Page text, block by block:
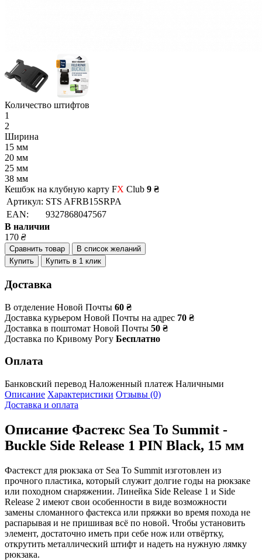
Количество штифтов
1
2
Ширина
15 мм
20 мм
25 мм
38 мм
Кешбэк на клубную карту FX Club 9 ₴
Артикул: STS AFRB15SRPA
EAN:
9327868047567
В наличии
170 ₴
Сравнить товар
В список желаний
Купить
Купить в 1 клик
Доставка
В отделение Новой Почты 60 ₴
Доставка курьером Новой Почты на адрес 70 ₴
Доставка в поштомат Новой Почты 50 ₴
Доставка по Кривому Рогу Бесплатно
Оплата
Банковский перевод Наложенный платеж Наличными
Описание Характеристики Отзывы (0)
Доставка и оплата
Описание Фастекс Sea To Summit -
Buckle Side Release 1 PIN Black, 15 мм
Фастекст для рюкзака от Sea To Summit изготовлен из
прочного пластика, который служит долгие годы на рюкзаке
или походном снаряжении. Линейка Side Release 1 и Side
Release 2 имеют свои особенности в виде возможности
замены сломанного фастекса или пряжки во время похода не
распарывая и не пришивая всё по новой. Чтобы установить
элемент, достаточно иметь при себе нож или отвёртку,
открутить металлический штифт и надеть на нужную лямку
рюкзака.